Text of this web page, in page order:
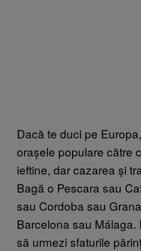
Dacă te duci pe
orașele populare către
ieftine, dar cazarea și
Bagă o Pescara sau
sau Cordoba sau
Barcelona sau
să urmezi sfaturile